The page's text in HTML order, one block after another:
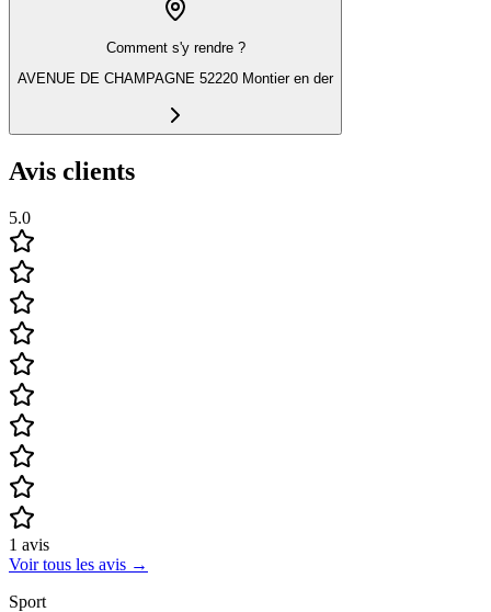
Comment s'y rendre ?
AVENUE DE CHAMPAGNE 52220 Montier en der
Avis clients
5.0
1 avis
Voir tous les avis →
Sport